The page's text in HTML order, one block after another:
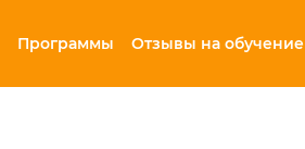
Программы Отзывы на обучение